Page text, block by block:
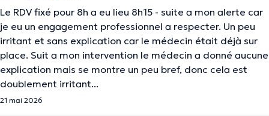
Le RDV fixé pour 8h a eu lieu 8h15 - suite a mon alerte car
je eu un engagement professionnel a respecter. Un peu
irritant et sans explication car le médecin était déjà sur
place. Suit a mon intervention le médecin a donné aucune
explication mais se montre un peu bref, donc cela est
doublement irritant...
21 mai 2026